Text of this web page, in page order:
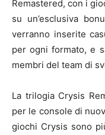
Remastered, con i
su un’esclusiva
verranno inserite
per ogni formato, e
membri del team di
La trilogia Crysis
per le console di
giochi Crysis sono